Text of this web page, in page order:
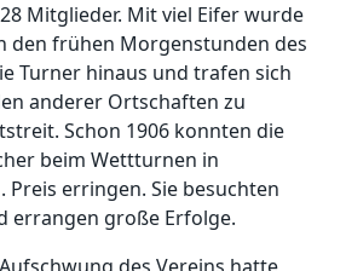
Mitglieder. Mit viel Eifer wurde
den frühen Morgenstunden des
Turner hinaus und trafen sich
anderer Ortschaften zu
Schon 1906 konnten die
beim Wettturnen in
Preis erringen. Sie besuchten
errangen große Erfolge.